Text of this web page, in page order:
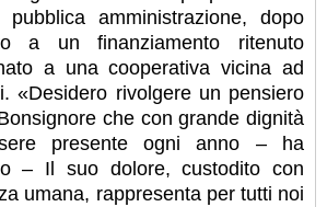
pubblica amministrazione, dopo
a un finanziamento ritenuto
a una cooperativa vicina ad
«Desidero rivolgere un pensiero
che con grande dignità
presente ogni anno – ha
– Il suo dolore, custodito con
umana, rappresenta per tutti noi